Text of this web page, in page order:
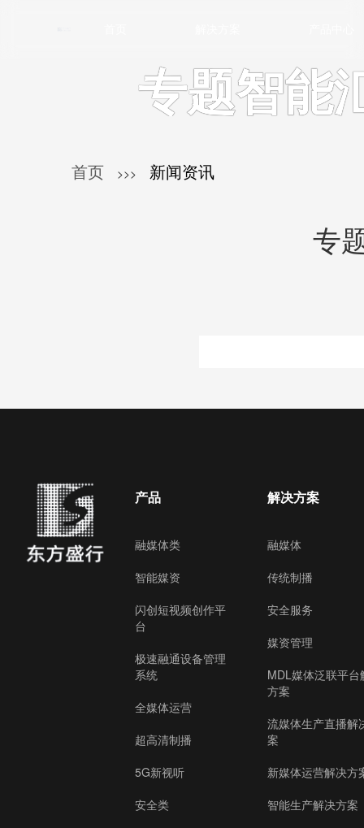
专题智能
首页 >>> 新闻资讯
专
产品
融媒体类
智能媒资
闪创短视频创作平
台
极速融通设备管理
系统
全媒体运营
超高清制播
5G新视听
安全类
解决方案
融媒体
传统制播
安全服务
媒资管理
MDL媒体泛联平台
方案
流媒体生产直播解
案
新媒体运营解决方
智能生产解决方案